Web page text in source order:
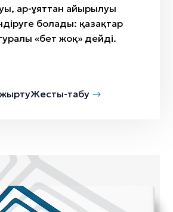
ар-ұяттан айырылуы
болады: қазақтар
«бет жоқ» дейді.
Жесты-табу